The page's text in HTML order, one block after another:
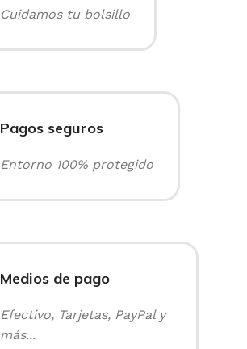
Cuidamos tu bolsillo
Pagos seguros
Entorno 100% protegido
Medios de pago
Efectivo, Tarjetas, PayPal y
más...